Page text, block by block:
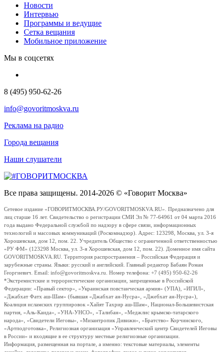
Новости
Интервью
Программы и ведущие
Сетка вещания
Мобильное приложение
Мы в соцсетях
8 (495) 950-62-26
info@govoritmoskva.ru
Реклама на радио
Города вещания
Наши слушатели
Все права защищены. 2014-2026 © «Говорит Москва»
Сетевое издание «ГОВОРИТМОСКВА.РУ/GOVORITMOSKVA.RU». Предназначено для
лиц старше 16 лет. Свидетельство о регистрации СМИ Эл № 77-64961 от 04 марта 2016
года выдано Федеральной службой по надзору в сфере связи, информационных
технологий и массовых коммуникаций (Роскомнадзор). Адрес: 123298, Москва, ул. 3-я
Хорошевская, дом 12, пом. 22. Учредитель Общество с ограниченной ответственностью
«РУ ФМ» (123298 Москва, ул. 3-я Хорошевская, дом 12, пом. 22). Доменное имя сайта
GOVORITMOSKVA.RU. Территория распространения – Российская Федерация и
зарубежные страны. Языки: русский и английский. Главный редактор Бабаян Роман
Георгиевич. Email: info@govoritmoskva.ru. Номер телефона: +7 (495) 950-62-26
*Экстремистские и террористические организации, запрещенные в Российской
Федерации: «Правый сектор», «Украинская повстанческая армия» (УПА), «ИГИЛ»,
«Джабхат Фатх аш-Шам» (бывшая «Джабхат ан-Нусра», «Джебхат ан-Нусра»),
Коалиция исламских группировок «Хайят Тахрир аш-Шам», Национал-Большевистская
партия, «Аль-Каида», «УНА-УНСО», «Талибан», «Меджлис крымско-татарского
народа», «Свидетели Иеговы», «Мизантропик Дивижн», «Братство» Корчинского,
«Артподготовка», Религиозная организация «Управленческий центр Свидетелей Иеговы
в России» и входящие в ее структуру местные религиозные организации.
Информация, размещенная на портале, а именно: текстовые материалы, элементы